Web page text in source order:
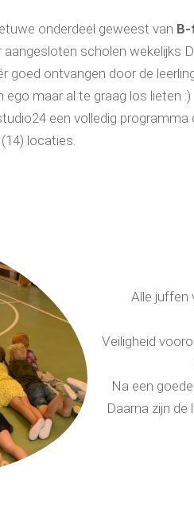
onderdeel geweest van
aangesloten scholen wekelijks
goed ontvangen door de
maar al te graag los lieten :)
een volledig programma
locaties.
Alle juffen
Veiligheid
Na een goede
Daarna zijn